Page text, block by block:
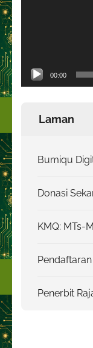
00:00
Laman
Bumiqu
Donasi
KMQ: MTs-
Penerbit